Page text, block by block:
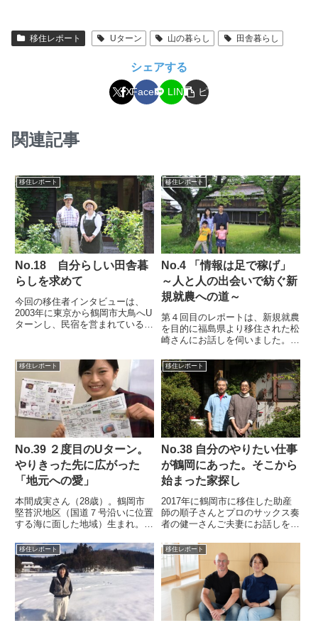
移住レポート Uターン 山の暮らし 田舎暮らし
シェアする
XFacebookLINE
ピ
ー
関連記事
移住レポート
No.18 自分らしい田舎暮
らしを求めて
今回の移住者インタビューは、
2003年に東京から鶴岡市大鳥へU
ターンし、民宿を営まれている篠
はじめたきっかけは？大鳥生まれ
の育さんは高校卒業と同時に18
歳で上京、短大卒業後編集プロ...
移住レポート
No.4 「情報は足で稼げ」
～人と人の出会いで紡ぐ新
規就農への道～
第４回目のレポートは、新規就農
を目的に福島県より移住された松
崎さんにお話しを伺いました。移
務員を17年ほど勤めていたとい
う松崎さん。以前から定年後は、
農業をしたいと考えていました。
そんな中、2011年に福島県福...
移住レポート
No.39 ２度目のUターン。
やりきった先に広がった
「地元への愛」
本間成実さん（28歳）。鶴岡市
堅苔沢地区（国道７号沿いに位置
する海に面した地域）生まれ。高
栄養士の資格を取得。卒業後地元
に戻り、給食センターに就職する
ものの、1年で辞め、再び上京。
2019年に２度目のUターンを...
移住レポート
No.38 自分のやりたい仕事
が鶴岡にあった。そこから
始まった家探し
2017年に鶴岡市に移住した助産
師の順子さんとプロのサックス奏
者の健一さんご夫妻にお話しを伺
県出身。順子さん(51)酒田市出
身。順子さんは高校卒業後に上
京。看護師（助産師）として都内
の総合病院に勤務。健一さ...
移住レポート 移住レポート